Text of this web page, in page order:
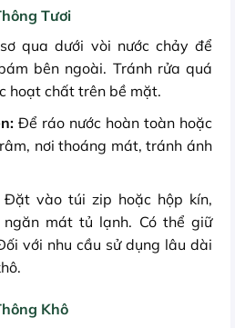
Tươi
qua dưới vòi nước chảy để
bên ngoài. Tránh rửa quá
hoạt chất trên bề mặt.
Để ráo nước hoàn toàn hoặc
nơi thoáng mát, tránh ánh
vào túi zip hoặc hộp kín,
mát tủ lạnh. Có thể giữ
với nhu cầu sử dụng lâu dài
Khô